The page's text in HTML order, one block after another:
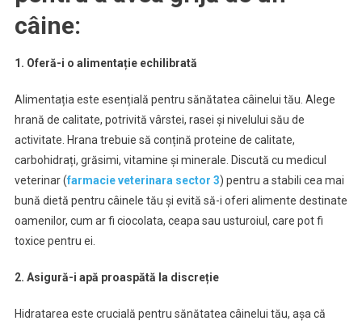
câine:
1. Oferă-i o alimentație echilibrată
Alimentația este esențială pentru sănătatea câinelui tău. Alege
hrană de calitate, potrivită vârstei, rasei și nivelului său de
activitate. Hrana trebuie să conțină proteine de calitate,
carbohidrați, grăsimi, vitamine și minerale. Discută cu medicul
veterinar (farmacie veterinara sector 3) pentru a stabili cea mai
bună dietă pentru câinele tău și evită să-i oferi alimente destinate
oamenilor, cum ar fi ciocolata, ceapa sau usturoiul, care pot fi
toxice pentru ei.
2. Asigură-i apă proaspătă la discreție
Hidratarea este crucială pentru sănătatea câinelui tău, așa că